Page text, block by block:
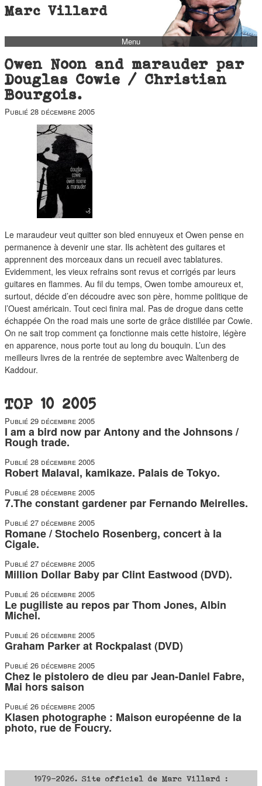
Marc Villard
Menu
biblio
short stories
duos
Owen Noon and marauder par
Douglas Cowie / Christian
Bourgois.
Publié 28 décembre 2005
Le maraudeur veut quitter son bled ennuyeux et Owen pense en
permanence à devenir une star. Ils achètent des guitares et
apprennent des morceaux dans un recueil avec tablatures.
Evidemment, les vieux refrains sont revus et corrigés par leurs
guitares en flammes. Au fil du temps, Owen tombe amoureux et,
surtout, décide d’en découdre avec son père, homme politique de
l’Ouest américain. Tout ceci finira mal. Pas de drogue dans cette
échappée On the road mais une sorte de grâce distillée par Cowie.
On ne sait trop comment ça fonctionne mais cette histoire, légère
en apparence, nous porte tout au long du bouquin. L’un des
meilleurs livres de la rentrée de septembre avec Waltenberg de
Kaddour.
TOP 10 2005
Publié 29 décembre 2005
I am a bird now par Antony and the Johnsons /
Rough trade.
Publié 28 décembre 2005
Robert Malaval, kamikaze. Palais de Tokyo.
Publié 28 décembre 2005
7.The constant gardener par Fernando Meirelles.
Publié 27 décembre 2005
Romane / Stochelo Rosenberg, concert à la
Cigale.
Publié 27 décembre 2005
Million Dollar Baby par Clint Eastwood (DVD).
Publié 26 décembre 2005
Le pugiliste au repos par Thom Jones, Albin
Michel.
Publié 26 décembre 2005
Graham Parker at Rockpalast (DVD)
Publié 26 décembre 2005
Chez le pistolero de dieu par Jean-Daniel Fabre,
Mai hors saison
Publié 26 décembre 2005
Klasen photographe : Maison européenne de la
photo, rue de Foucry.
1979-2026. Site officiel de Marc Villard :